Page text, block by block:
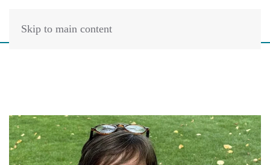
Skip to main content